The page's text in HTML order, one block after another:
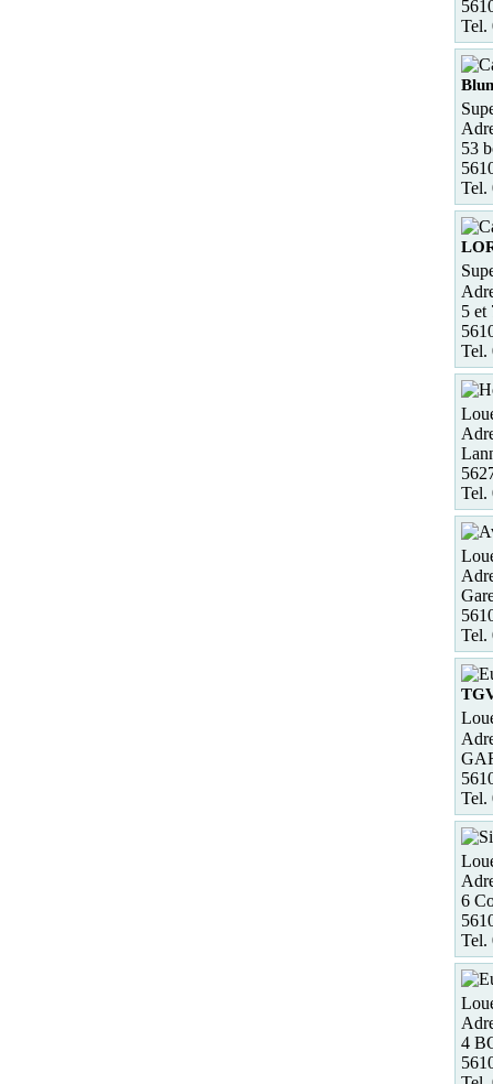
Tel.
53
Tel.
5 et
Tel.
Tel.
Tel.
Tel.
6
Tel.
4